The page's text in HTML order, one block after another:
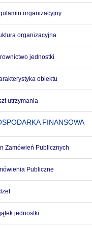
organizacyjny
organizacyjna
jednostki
obiektu
utrzymania
FINANSOWA
Zamówień Publicznych
Publiczne
jednostki